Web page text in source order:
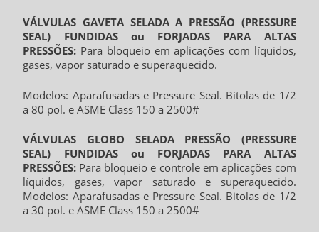
VÁLVULAS GAVETA SELADA A PRESSÃO (PRESSURE
SEAL) FUNDIDAS ou FORJADAS PARA ALTAS
PRESSÕES: Para bloqueio em aplicações com líquidos,
gases, vapor saturado e superaquecido.
Modelos: Aparafusadas e Pressure Seal. Bitolas de 1/2
a 80 pol. e ASME Class 150 a 2500#
VÁLVULAS GLOBO SELADA PRESSÃO (PRESSURE
SEAL) FUNDIDAS ou FORJADAS PARA ALTAS
PRESSÕES: Para bloqueio e controle em aplicações com
líquidos, gases, vapor saturado e superaquecido.
Modelos: Aparafusadas e Pressure Seal. Bitolas de 1/2
a 30 pol. e ASME Class 150 a 2500#